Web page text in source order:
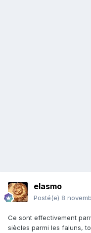
elasmo
Posté(e) 8
Ce sont effectivement
siècles parmi les faluns,